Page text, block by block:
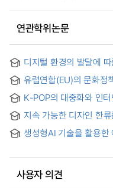
연관학위논문
디지털 환경의 발달에
이용에 관한 연구
유럽연합(EU)의 문화정
K-POP의 대중화와 인
활동간의 연관성 연구
between Social
Internet and the
지속 가능한 디자인 한
생성형AI 기술을 활용한
Possibilities in
사용자 의견